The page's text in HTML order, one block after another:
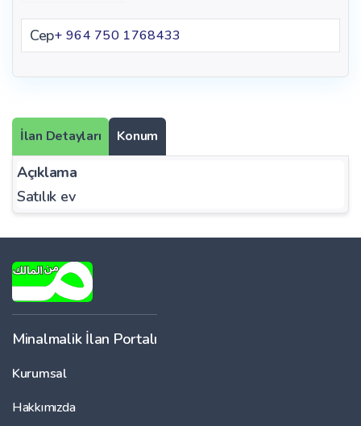
Cep+ 964 750 1768433
İlan Detayları Konum
Açıklama
Satılık ev
Minalmalik İlan Portalı
Kurumsal
Hakkımızda